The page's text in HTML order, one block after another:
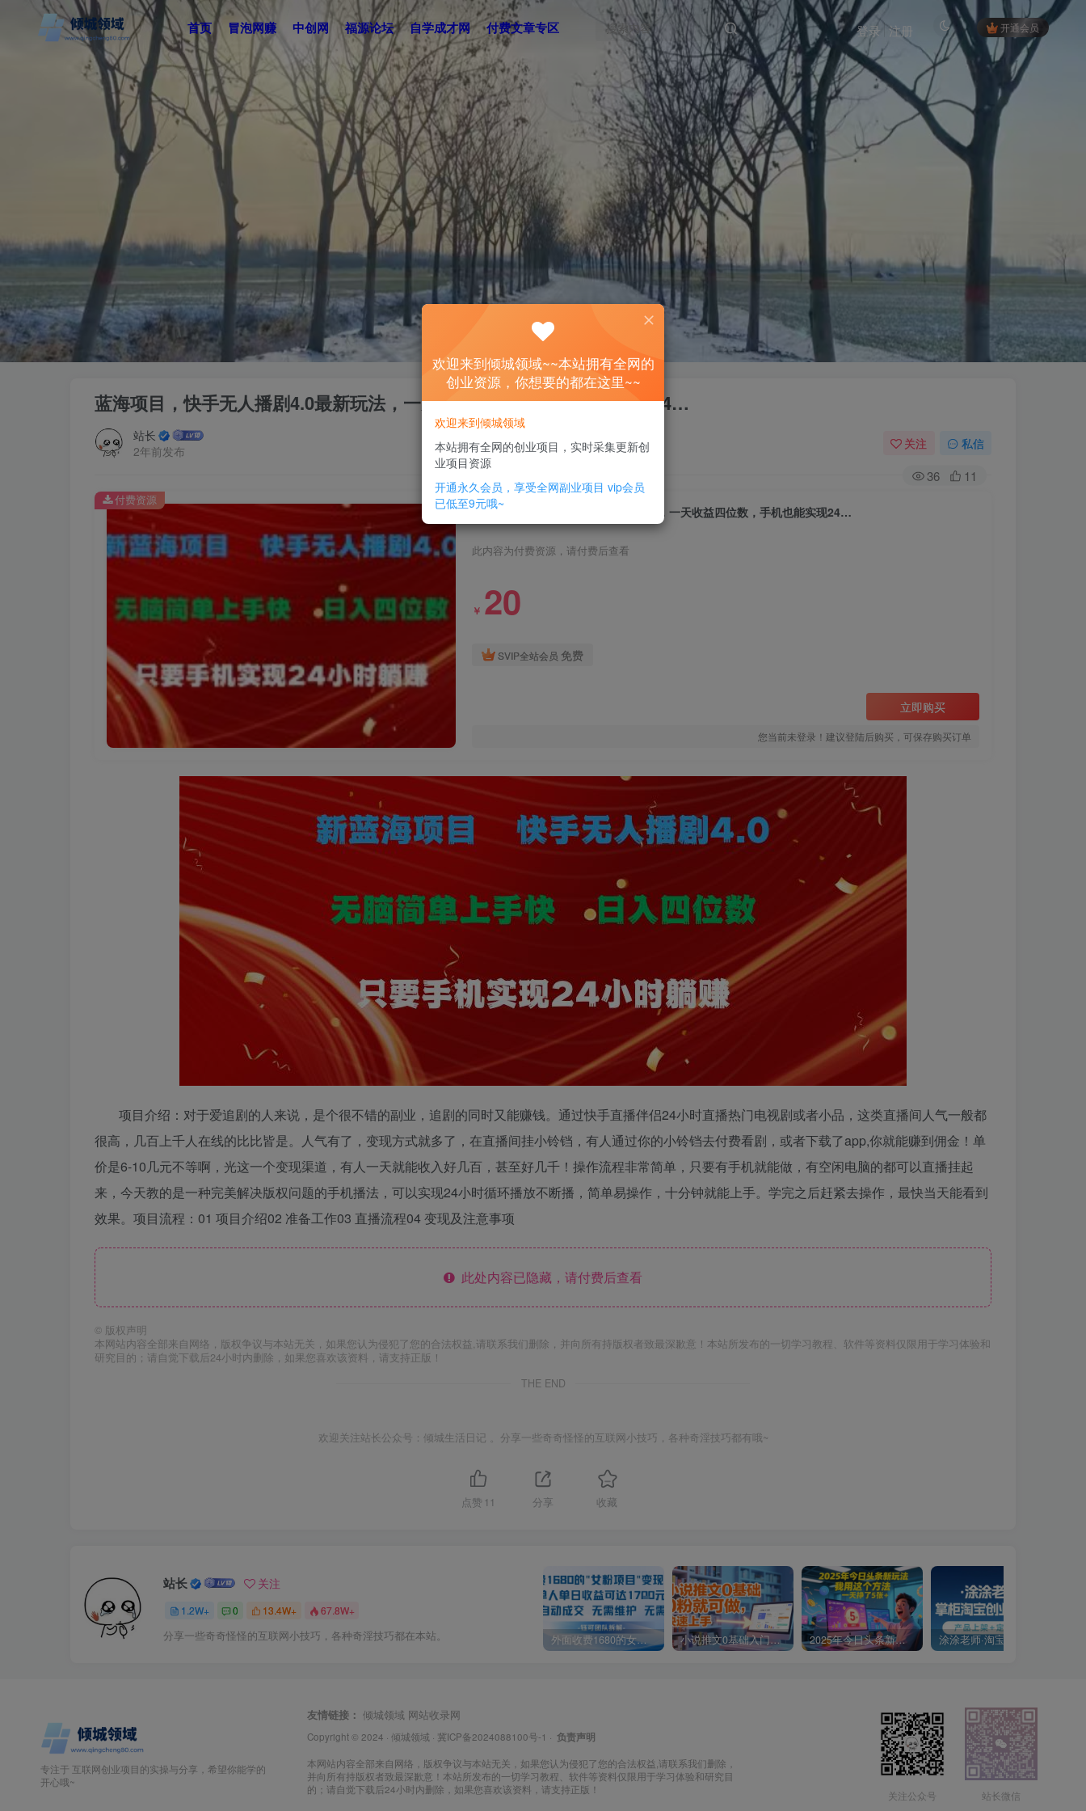
首页 冒泡网赚 中创网 福源论坛 自学成才网 付费文章专区 开通会员
登录 注册
蓝海项目，快手无人播剧4.0最新玩法，一天收益四位数，手机也能实现24…
站长
2年前发布
关注 私信
36 11
蓝海项目，快手无人播剧4.0最新玩法，一天收益四位数，手机也能实现24…
此内容为付费资源，请付费后查看
￥ 20
SVIP全站会员 免费
立即购买
您当前未登录！建议登陆后购买，可保存购买订单
付费资源
项目介绍：对于爱追剧的人来说，是个很不错的副业，追剧的同时又能赚钱。通过快手直播伴侣24小时直播热门电视剧或者小品，这类直播间人气一般都
很高，几百上千人在线的比比皆是。人气有了，变现方式就多了，在直播间挂小铃铛，有人通过你的小铃铛去付费看剧，或者下载了app,你就能赚到佣金！单
价是6-10几元不等啊，光这一个变现渠道，有人一天就能收入好几百，甚至好几千！操作流程非常简单，只要有手机就能做，有空闲电脑的都可以直播挂起
来，今天教的是一种完美解决版权问题的手机播法，可以实现24小时循环播放不断播，简单易操作，十分钟就能上手。学完之后赶紧去操作，最快当天能看到
效果。项目流程：01 项目介绍02 准备工作03 直播流程04 变现及注意事项
此处内容已隐藏，请付费后查看
© 版权声明
本网站内容全部来自网络，版权争议与本站无关，如果您认为侵犯了您的合法权益,请联系我们删除，并向所有持版权者致最深歉意！本站所发布的一切学习教程、软件等资料仅限用于学习体验和
研究目的；请自觉下载后24小时内删除，如果您喜欢该资料，请支持正版！
THE END
欢迎关注站长公众号：倾城生活日记 。分享一些奇奇怪怪的互联网小技巧，各种奇淫技巧都有哦~
点赞 11 分享 收藏
站长 关注
1.2W+ 0 13.4W+ 67.8W+
分享一些奇奇怪怪的互联网小技巧，各种奇淫技巧都在本站。 外面收费1680的女粉项目变现，单人单日收益可达1.7k，全自动成交无需维护 小说推文0基础入门教程，0粉就可做，快速上手 2025年今日头条新玩法，我用这个方法，一天挣了5张+
专注于 互联网创业项目的实操与分享，希望你能学的
开心哦~
友情链接： 倾城领域 网站收录网
Copyright © 2024 · 倾城领域 · 冀ICP备2024088100号-1 · 负责声明
本网站内容全部来自网络，版权争议与本站无关，如果您认为侵犯了您的合法权益,请联系我们删除，
并向所有持版权者致最深歉意！本站所发布的一切学习教程、软件等资料仅限用于学习体验和研究目
的；请自觉下载后24小时内删除，如果您喜欢该资料，请支持正版！
关注公众号 站长微信
欢迎来到倾城领域~~本站拥有全网的
创业资源，你想要的都在这里~~
欢迎来到倾城领域
本站拥有全网的创业项目，实时采集更新创
业项目资源
开通永久会员，享受全网副业项目 vip会员
已低至9元哦~